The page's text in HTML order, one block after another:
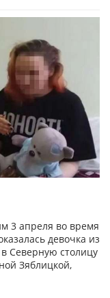
3 апреля во время
девочка из
Северную столицу
Зяблицкой,